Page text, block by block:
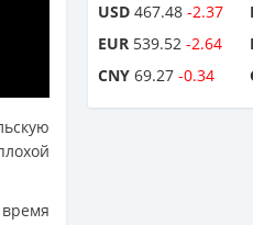
USD 467.48 -2.37
EUR 539.52 -2.64
CNY 69.27 -0.34